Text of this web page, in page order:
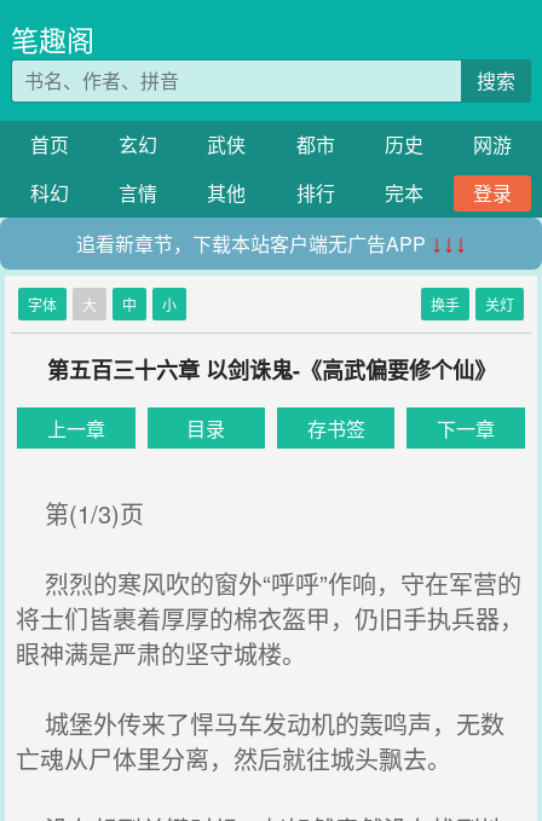
笔趣阁
搜索
首页 玄幻 武侠 都市 历史
网游
科幻
言情 其他 排行 完本
登录
追看新章节，下载本站客户端无广告APP ↓↓↓
字体 大 中 小 换手 关灯
第五百三十六章 以剑诛鬼-《高武偏要修个仙》
上一章 目录 存书签 下一章
第(1/3)页
烈烈的寒风吹的窗外“呼呼”作响，守在军营的
将士们皆裹着厚厚的棉衣盔甲，仍旧手执兵器，
眼神满是严肃的坚守城楼。
城堡外传来了悍马车发动机的轰鸣声，无数
亡魂从尸体里分离，然后就往城头飘去。